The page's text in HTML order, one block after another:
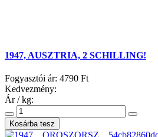
1947, AUSZTRIA, 2 SCHILLING!
Fogyasztói ár: 4790 Ft
Kedvezmény:
Ár / kg: